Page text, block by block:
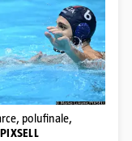
polufinale,